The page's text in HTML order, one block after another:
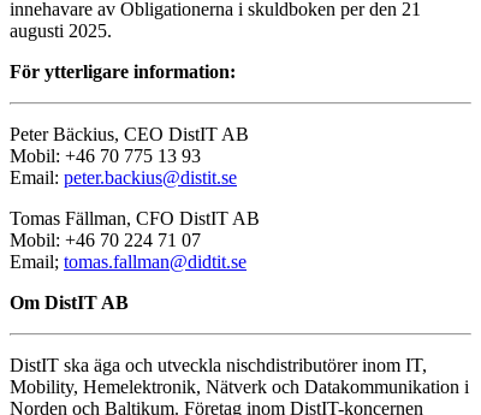
innehavare av Obligationerna i skuldboken per den 21
augusti 2025.
För ytterligare information:
Peter Bäckius, CEO DistIT AB
Mobil: +46 70 775 13 93
Email: peter.backius@distit.se
Tomas Fällman, CFO DistIT AB
Mobil: +46 70 224 71 07
Email; tomas.fallman@didtit.se
Om DistIT AB
DistIT ska äga och utveckla nischdistributörer inom IT,
Mobility, Hemelektronik, Nätverk och Datakommunikation i
Norden och Baltikum. Företag inom DistIT-koncernen